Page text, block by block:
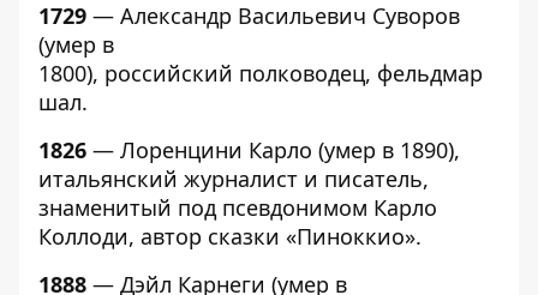
1729 — Александр Васильевич Суворов
(умер в
1800), российский полководец, фельдмар
шал.
1826 — Лоренцини Карло (умер в 1890),
итальянский журналист и писатель,
знаменитый под псевдонимом Карло
Коллоди, автор сказки «Пиноккио».
1888 — Дэйл Карнеги (умер в